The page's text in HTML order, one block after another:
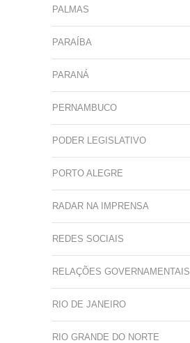
PALMAS
PARAÍBA
PARANÁ
PERNAMBUCO
PODER LEGISLATIVO
PORTO ALEGRE
RADAR NA IMPRENSA
REDES SOCIAIS
RELAÇÕES GOVERNAMENTAIS
RIO DE JANEIRO
RIO GRANDE DO NORTE